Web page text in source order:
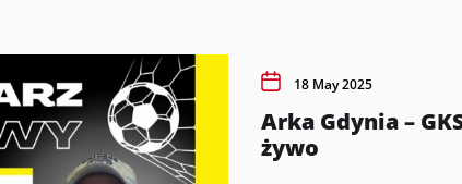
18 May 2025
Arka Gdynia –
żywo